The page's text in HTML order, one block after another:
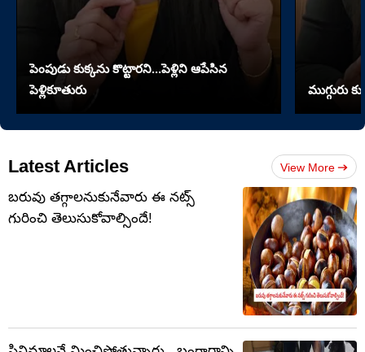
పెంపుడు కుక్కను కొట్టారని...పెళ్లిని ఆపేసిన
పెళ్లికూతురు
ముగ్గురు
Latest Articles View More
బరువు తగ్గాలనుకునేవారు ఈ నట్స్
గురించి తెలుసుకోవాల్సిందే!